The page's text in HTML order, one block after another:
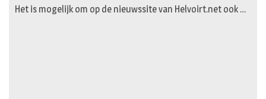
Het is mogelijk om op de nieuwssite van Helvoirt.net ook …